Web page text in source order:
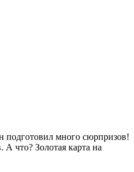
подготовил много сюрпризов!
что? Золотая карта на